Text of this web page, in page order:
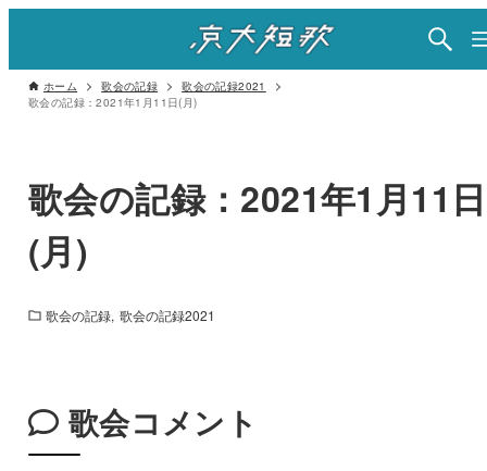
ホーム 歌会の記録
歌会の記録2021
歌会の記録：2021年1月11日(月)
歌会の記録：2021年1月11日
(月)
歌会の記録 歌会の記録2021
歌会コメント